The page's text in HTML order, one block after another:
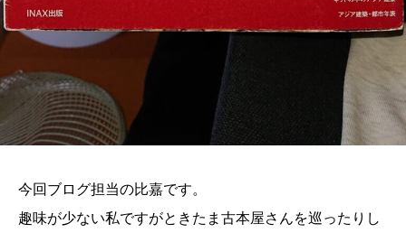
今回ブログ担当の比嘉です。
趣味が少ない私ですがときたま古本屋さんを巡ったりし